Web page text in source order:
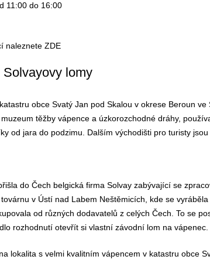
11:00 do 16:00
naleznete ZDE
Solvayovy lomy
obce Svatý Jan pod Skalou v okrese Beroun
těžby vápence a úzkorozchodné dráhy,
od jara do podzimu. Dalším východišti pro turisty
do Čech belgická firma Solvay zabývající se
v Ústí nad Labem Neštěmicích, kde se
od různých dodavatelů z celých Čech. To se
rozhodnutí otevřít si vlastní závodní lom na vápenec.
lokalita s velmi kvalitním vápencem v katastru obce